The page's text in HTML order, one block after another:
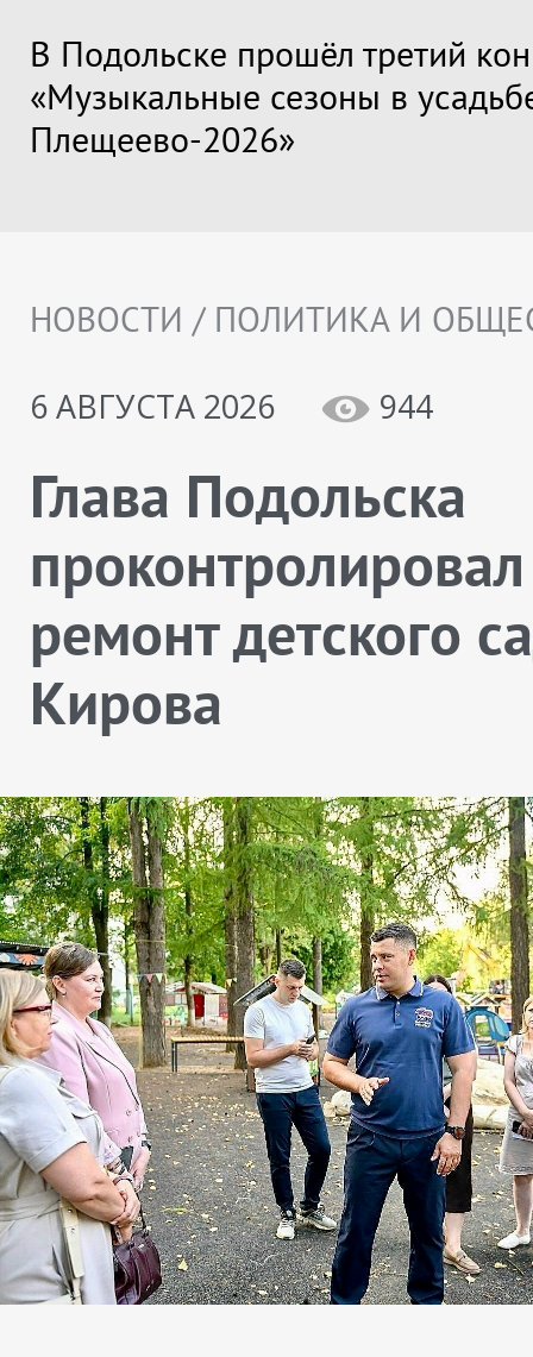
В Подольске прошёл третий
«Музыкальные сезоны в
Плещеево-2026»
НОВОСТИ / ПОЛИТИКА И
6 АВГУСТА 2026
944
Глава Подольска
проконтролировал
ремонт детского
Кирова